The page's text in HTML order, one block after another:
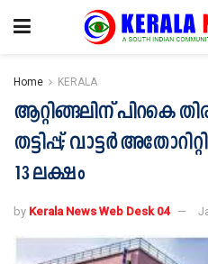
Home KERALA
ആറ്റിങ്ങലിന് പിറകെ
തട്ടിപ്പ്; വാട്ടർ
13 ലക്ഷം
by Kerala News Web Desk 04